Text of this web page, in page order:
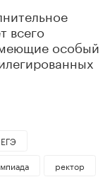
всего
особый
ЕГЭ
ректор